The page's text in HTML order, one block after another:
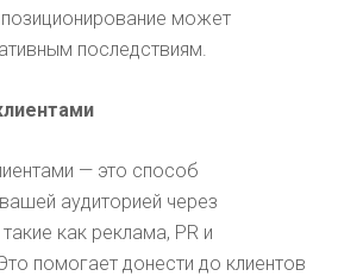
может
последствиям.
— это способ
аудиторией через
как реклама, PR и
помогает донести до клиентов